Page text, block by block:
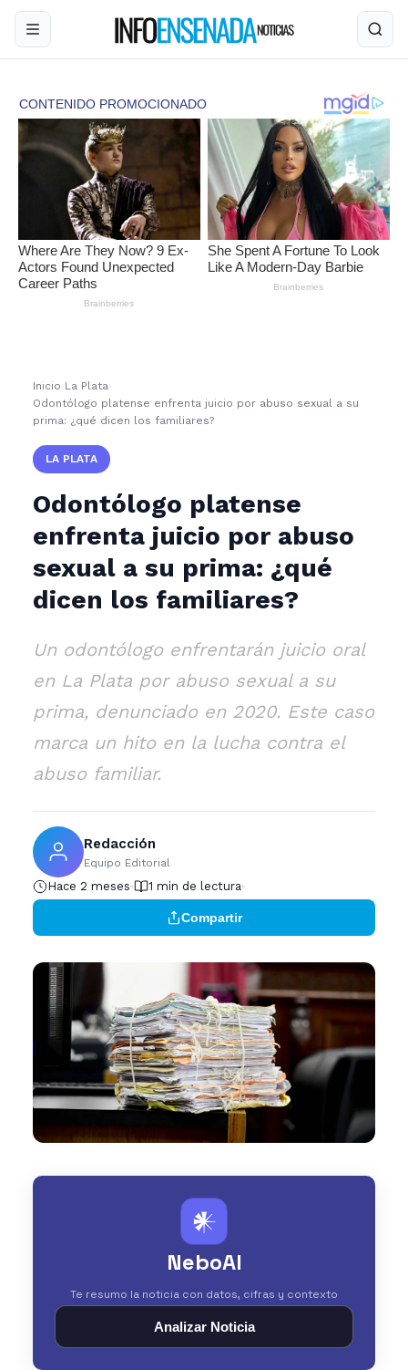
Inicio ›La Plata›
Odontólogo platense enfrenta juicio por abuso sexual a su
prima: ¿qué dicen los familiares?
LA PLATA
Odontólogo platense
enfrenta juicio por abuso
sexual a su prima: ¿qué
dicen los familiares?
Un odontólogo enfrentarán juicio oral
en La Plata por abuso sexual a su
prima, denunciado en 2020. Este caso
marca un hito en la lucha contra el
abuso familiar.
Redacción
Equipo Editorial
Hace 2 meses 1 min de lectura
Compartir
𒀭
NeboAI
Te resumo la noticia con datos, cifras y contexto
Analizar Noticia